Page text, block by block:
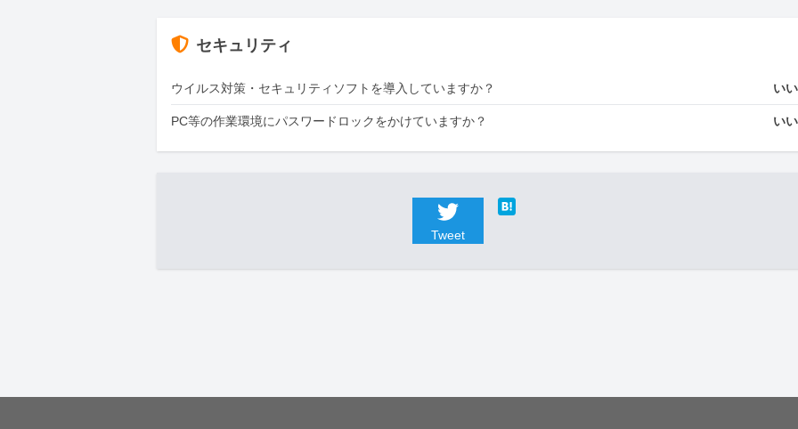
セキュリティ
ウイルス対策・セキュリティソフトを導入していますか？ い
PC等の作業環境にパスワードロックをかけていますか？ い
Tweet